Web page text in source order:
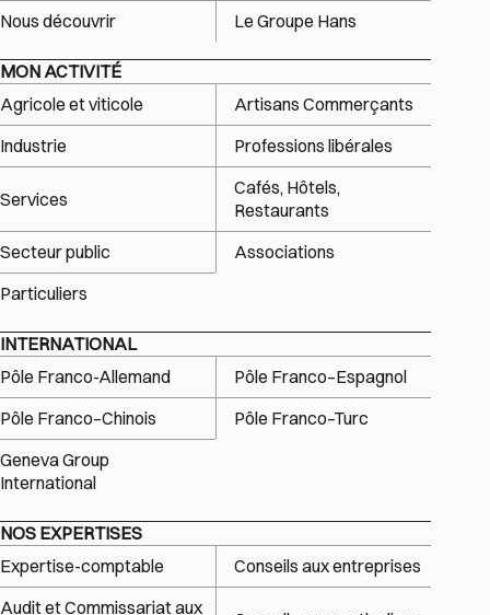
Nous découvrir
Le Groupe Hans
MON ACTIVITÉ
Agricole et viticole
Artisans Commerçants
Industrie
Professions libérales
Services
Cafés, Hôtels,
Restaurants
Secteur public
Associations
Particuliers
INTERNATIONAL
Pôle Franco-Allemand
Pôle Franco–Espagnol
Pôle Franco–Chinois
Pôle Franco–Turc
Geneva Group
International
NOS EXPERTISES
Expertise-comptable
Conseils aux entreprises
Audit et Commissariat aux